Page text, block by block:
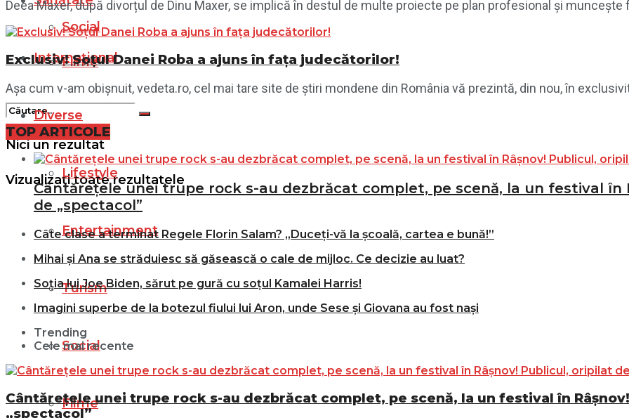
Social
Filme
Nici un rezultat
Vizualizați toate rezultatele
Internațional
Diverse
Lifestyle
Entertainment
Turism
Social
Filme
Deea Maxer, după divorțul de Dinu Maxer, se implică în destul de multe proiecte pe plan profesional și muncește
Exclusiv! Soțul Danei Roba a ajuns în fața judecătorilor!
Așa cum v-am obișnuit, vedeta.ro, cel mai tare site de știri mondene din România vă prezintă, din nou, în
TOP ARTICOLE
Cântărețele unei trupe rock s-au dezbrăcat complet, pe scenă, la un festival în
de „spectacol”
Câte clase a terminat Regele Florin Salam? „Duceți-vă la școală, cartea e bună!”
Mihai și Ana se străduiesc să găsească o cale de mijloc. Ce decizie au luat?
Soția lui Joe Biden, sărut pe gură cu soțul Kamalei Harris!
Imagini superbe de la botezul fiului lui Aron, unde Sese și Giovana au fost nași
Trending
Cele mai recente
Cântărețele unei trupe rock s-au dezbrăcat complet, pe scenă, la un festival în
„spectacol”